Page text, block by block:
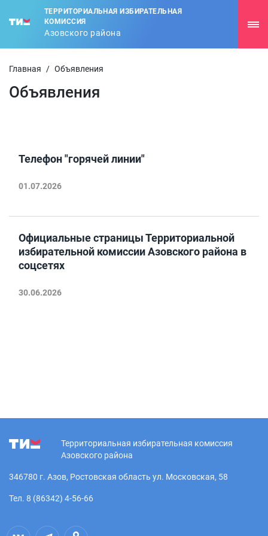
ТЕРРИТОРИАЛЬНАЯ ИЗБИРАТЕЛЬНАЯ
КОМИССИЯ
Азовского района
Главная / Объявления
Объявления
Телефон "горячей линии"
01.07.2026
Официальные страницы Территориальной
избирательной комиссии Азовского района в
соцсетях
30.06.2026
Территориальная избирательная комиссия
Азовского района
346780 г. Азов, Ростовская область ул. Московская, 58
Тел. 8 (86342) 4-56-66